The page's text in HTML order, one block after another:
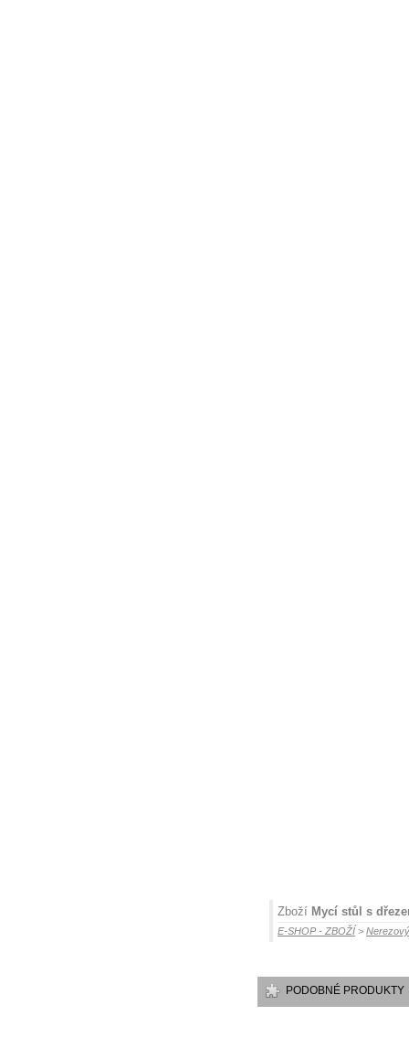
Zboží Mycí stůl s
E-SHOP - ZBOŽÍ >
PODOBNÉ PRODUKTY